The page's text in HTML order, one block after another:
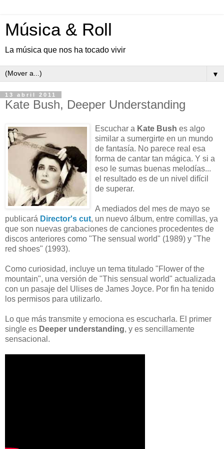
Música & Roll
La música que nos ha tocado vivir
▼
13 abril 2011
Kate Bush, Deeper Understanding
Escuchar a Kate Bush es algo
similar a sumergirte en un mundo
de fantasía. No parece real esa
forma de cantar tan mágica. Y si a
eso le sumas buenas melodías...
el resultado es de un nivel difícil
de superar.
A mediados del mes de mayo se
publicará Director's cut, un nuevo álbum, entre comillas, ya
que son nuevas grabaciones de canciones procedentes de
discos anteriores como "The sensual world" (1989) y "The
red shoes" (1993).
Como curiosidad, incluye un tema titulado "Flower of the
mountain", una versión de "This sensual world" actualizada
con un pasaje del Ulises de James Joyce. Por fin ha tenido
los permisos para utilizarlo.
Lo que más transmite y emociona es escucharla. El primer
single es Deeper understanding, y es sencillamente
sensacional.